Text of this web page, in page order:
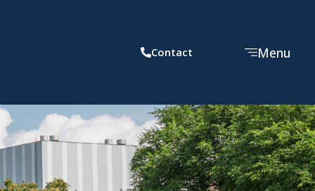
Contact Menu